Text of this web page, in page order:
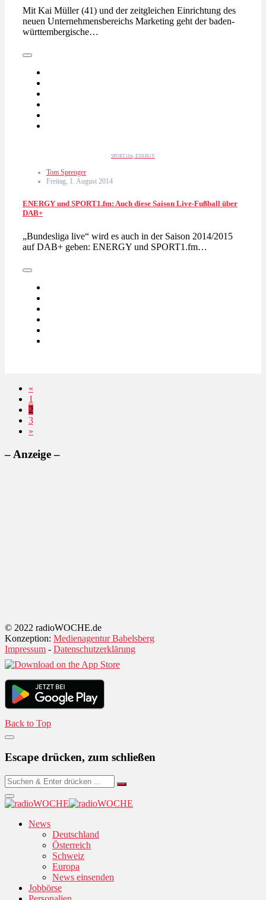
Mit Kai Müller (41) und der zeitgleichen Einrichtung des
neuen Unternehmensbereichs Marketing geht der baden-
württembergische…
SPORT1fm, ENERGY
Tom Sprenger
Freitag, 1. August 2014
ENERGY und SPORT1.fm: Auch diese Saison Live-Fußball über
DAB+
„Bundesliga live“ wird es auch in der Saison 2014/2015
auf DAB+ geben: ENERGY und SPORT1.fm…
«
1
2
3
»
– Anzeige –
© 2022 radioWOCHE.de
Konzeption: Medienagentur Babelsberg
Impressum - Datenschutzerklärung
Back to Top
Escape drücken, zum schließen
News
Deutschland
Österreich
Schweiz
Europa
News einsenden
Jobbörse